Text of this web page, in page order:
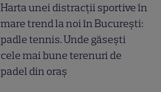
Harta unei distracții sportive în
mare trend la noi în București:
padle tennis. Unde găsești
cele mai bune terenuri de
padel din oraș